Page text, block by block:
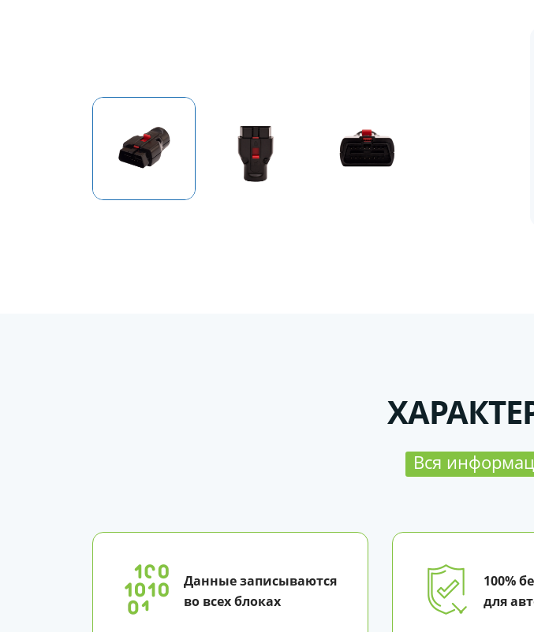
Вся
Данные записываются
во всех блоках
100%
для